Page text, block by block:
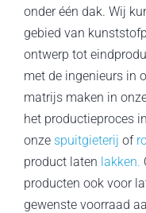
onder één dak. Wij
gebied van
ontwerp tot
met de ingenieurs in
matrijs maken in
het productieproces in
onze spuitgieterij of
product laten lakken.
producten ook voor
gewenste voorraad